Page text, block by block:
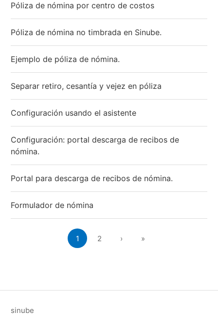
Póliza de nómina por centro de costos
Póliza de nómina no timbrada en Sinube.
Ejemplo de póliza de nómina.
Separar retiro, cesantía y vejez en póliza
Configuración usando el asistente
Configuración: portal descarga de recibos de
nómina.
Portal para descarga de recibos de nómina.
Formulador de nómina
1 2 › »
sinube